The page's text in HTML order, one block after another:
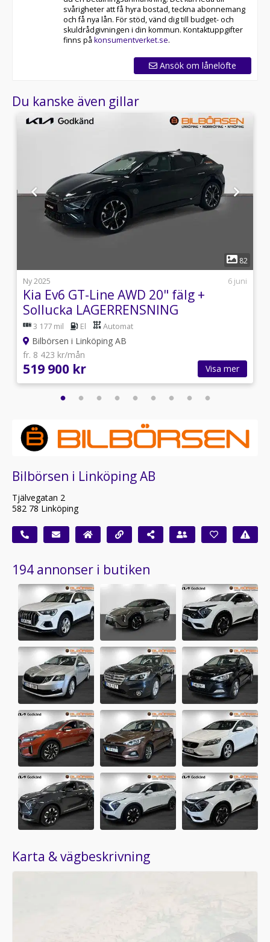
svårigheter att få hyra bostad, teckna abonnemang
och få nya lån. För stöd, vänd dig till budget- och
skuldrådgivningen i din kommun. Kontaktuppgifter
finns på konsumentverket.se.
Ansök om lånelöfte
Du kanske även gillar
82
Ny 2025
6 juni
Kia Ev6 GT-Line AWD 20" fälg +
Sollucka LAGERRENSNING
3 177 mil El Automat
Bilbörsen i Linköping AB
fr. 8 423 kr/mån
519 900 kr Visa mer
Bilbörsen i Linköping AB
Tjälvegatan 2
582 78 Linköping
194 annonser i butiken
Karta & vägbeskrivning